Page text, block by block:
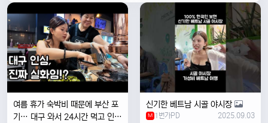
여름 휴가 숙박비 때문에 부산 포
기… 대구 와서 24시간 먹고 인생
신기한 베트남 시골 야시장
M 1번가PD 2025.09.03